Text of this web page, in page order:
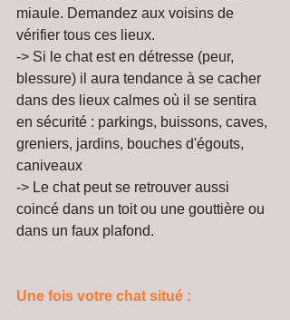
miaule. Demandez aux voisins de
vérifier tous ces lieux.
-> Si le chat est en détresse (peur,
blessure) il aura tendance à se cacher
dans des lieux calmes où il se sentira
en sécurité : parkings, buissons, caves,
greniers, jardins, bouches d'égouts,
caniveaux
-> Le chat peut se retrouver aussi
coincé dans un toit ou une gouttière ou
dans un faux plafond.
Une fois votre chat situé :